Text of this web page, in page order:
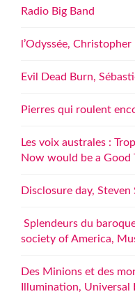
Radio Big Band
l’Odyssée,
Evil Dead Burn,
Pierres qui roulent
Les voix australes :
Now would be a Good
Disclosure day, Steven
Splendeurs du
society of America,
Des Minions et des
Illumination, Universal